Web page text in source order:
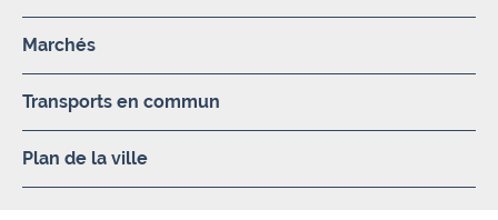
Marchés
Transports en commun
Plan de la ville